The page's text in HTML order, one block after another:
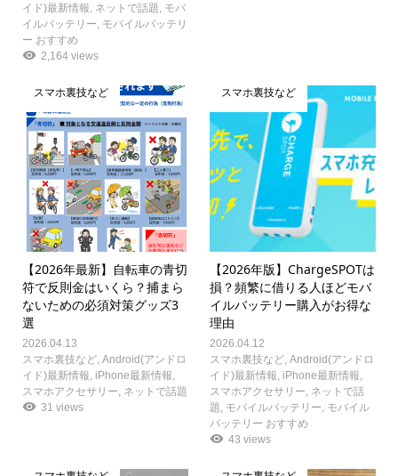
イド)最新情報, ネットで話題, モバ
イルバッテリー, モバイルバッテリ
ー おすすめ
2,164 views
スマホ裏技など
【2026年最新】自転車の青切
符で反則金はいくら？捕まら
ないための必須対策グッズ3
選
2026.04.13
スマホ裏技など, Android(アンドロ
イド)最新情報, iPhone最新情報,
スマホアクセサリー, ネットで話題
31 views
スマホ裏技など
【2026年版】ChargeSPOTは
損？頻繁に借りる人ほどモバ
イルバッテリー購入がお得な
理由
2026.04.12
スマホ裏技など,Android(アンドロ
イド)最新情報, iPhone最新情報,
スマホアクセサリー, ネットで話
題, モバイルバッテリー, モバイル
バッテリー おすすめ
43 views